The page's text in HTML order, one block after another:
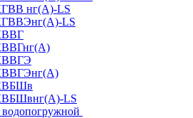
нг(А)-LS
LS
LS
водопогружной